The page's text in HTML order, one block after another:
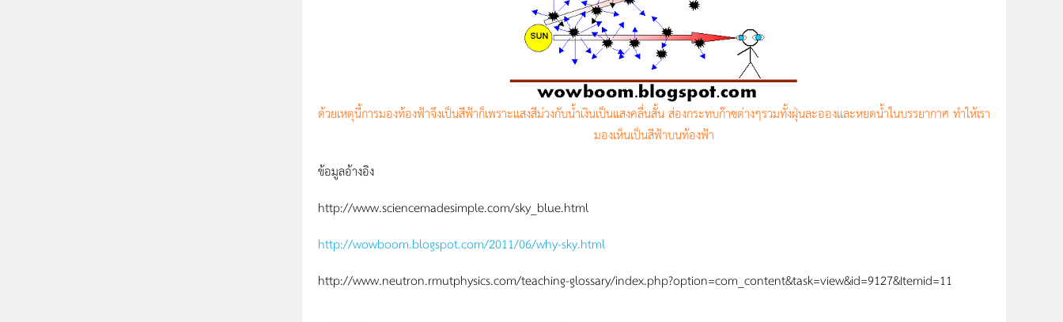
ด้วยเหตุนี้การมองท้องฟ้าจึงเป็นสีฟ้าก็เพราะแสงสีม่วงกับน้ำเงินเป็นแสงคลื่นสั้น ส่องกระทบก๊าซต่างๆรวมทั้งฝุ่นละอองและหยดน้ำในบรรยากาศ ทำให้เรา
มองเห็นเป็นสีฟ้าบนท้องฟ้า
ข้อมูลอ้างอิง
http://www.sciencemadesimple.com/sky_blue.html
http://wowboom.blogspot.com/2011/06/why-sky.html
http://www.neutron.rmutphysics.com/teaching-glossary/index.php?option=com_content&task=view&id=9127&Itemid=11